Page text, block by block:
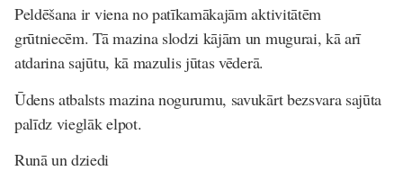
Peldēšana ir viena no patīkamākajām aktivitātēm
grūtniecēm. Tā mazina slodzi kājām un mugurai, kā arī
atdarina sajūtu, kā mazulis jūtas vēderā.
Ūdens atbalsts mazina nogurumu, savukārt bezsvara sajūta
palīdz vieglāk elpot.
Runā un dziedi